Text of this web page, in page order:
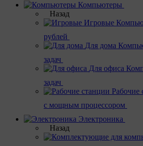
Компьютеры
Назад
Игровые
рублей
Для дома
задач
Для офиса
задач
Рабочие
с мощным процессором
Электроника
Назад